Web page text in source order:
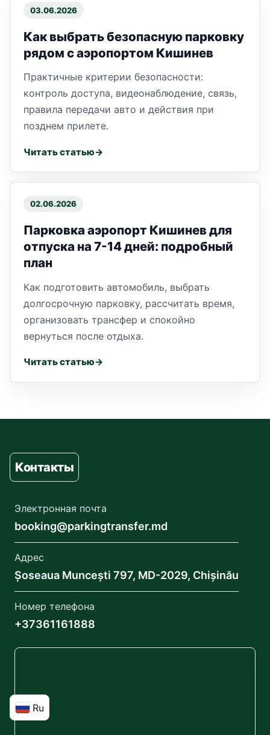
03.06.2026
Как выбрать безопасную парковку
рядом с аэропортом Кишинев
Практичные критерии безопасности:
контроль доступа, видеонаблюдение, связь,
правила передачи авто и действия при
позднем прилете.
Читать статью
02.06.2026
Парковка аэропорт Кишинев для
отпуска на 7-14 дней: подробный
план
Как подготовить автомобиль, выбрать
долгосрочную парковку, рассчитать время,
организовать трансфер и спокойно
вернуться после отдыха.
Читать статью
Ru
Контакты
Электронная почта
booking@parkingtransfer.md
Адрес
Șoseaua Muncești 797, MD-2029, Chișinău
Номер телефона
+37361161888